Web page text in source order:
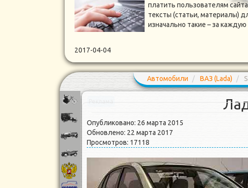
платить пользователям
тексты (статьи, материалы)
изначально такие – за
2017-04-04
Автомобили ВАЗ (Lada)
Опубликовано: 26 марта 2015
Обновлено: 22 марта 2017
Просмотров: 17118
Реклама